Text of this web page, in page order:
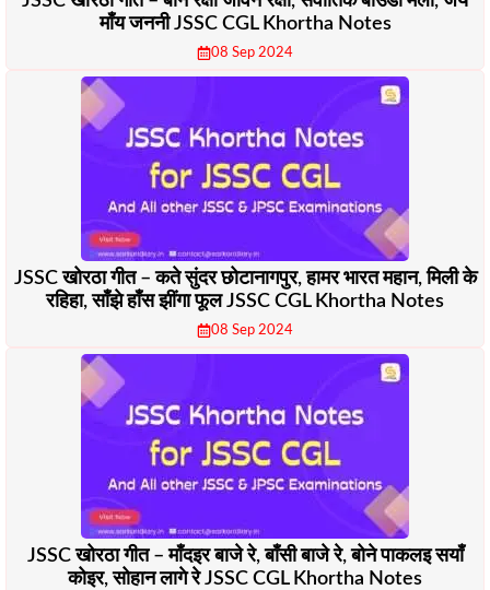
माँय जननी JSSC CGL Khortha Notes
08 Sep 2024
JSSC खोरठा गीत – कते सुंदर छोटानागपुर, हामर भारत महान, मिली के
रहिहा, साँझे हाँस झींगा फूल JSSC CGL Khortha Notes
08 Sep 2024
JSSC खोरठा गीत – माँदइर बाजे रे, बाँसी बाजे रे, बोने पाकलइ सयाँ
कोइर, सोहान लागे रे JSSC CGL Khortha Notes